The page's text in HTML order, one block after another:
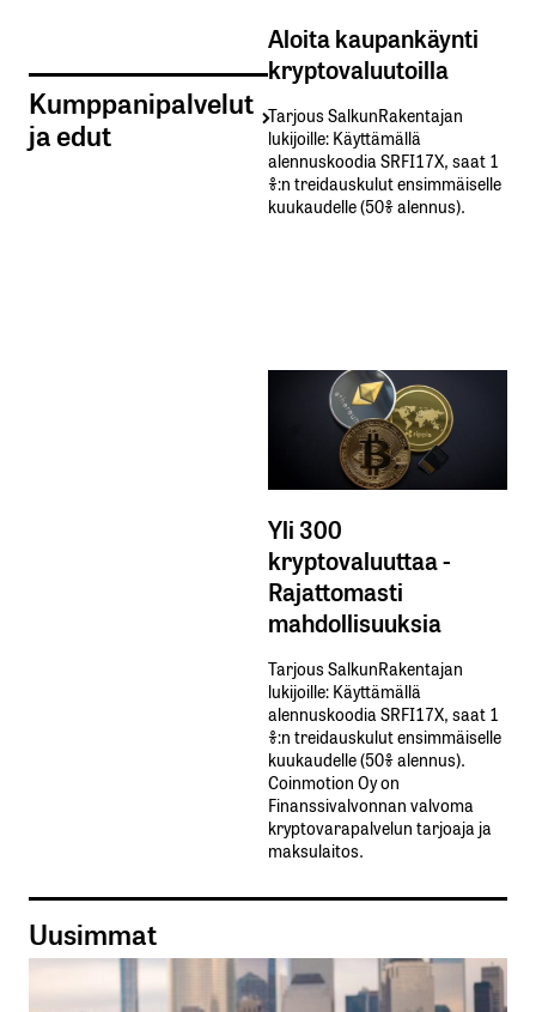
Kumppanipalvelut
ja edut
Aloita kaupankäynti
kryptovaluutoilla
Tarjous SalkunRakentajan
lukijoille: Käyttämällä​ ​
alennuskoodia​ ​SRFI17X,​ ​saat​ ​1
%:n treidauskulut​ ​ensimmäiselle​ ​
kuukaudelle​ ​(50%​ ​alennus).
Yli 300
kryptovaluuttaa -
Rajattomasti
mahdollisuuksia
Tarjous SalkunRakentajan
lukijoille: Käyttämällä​ ​
alennuskoodia​ ​SRFI17X,​ ​saat​ ​1
%:n treidauskulut​ ​ensimmäiselle​ ​
kuukaudelle​ ​(50%​ ​alennus).
Coinmotion Oy on
Finanssivalvonnan valvoma
kryptovarapalvelun tarjoaja ja
maksulaitos.
Uusimmat